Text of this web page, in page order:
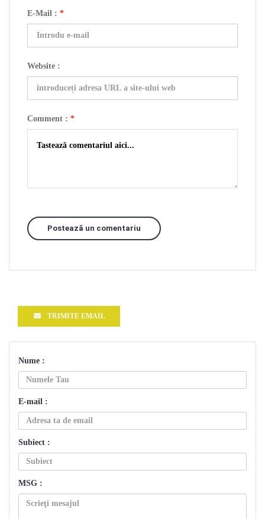
E-Mail : *
Website :
Comment : *
Postează un comentariu
TRIMITE EMAIL
Nume :
E-mail :
Subiect :
MSG :